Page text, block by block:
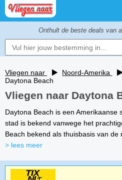
Onthult de beste deals van
Vliegen naar Noord-Amerika
Daytona Beach
Vliegen naar Daytona
Daytona Beach is een Amerikaanse
stad is bekend vanwege het
Beach bekend als thuisbasis van
> lees meer